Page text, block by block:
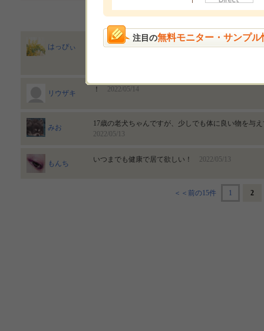
注目の無料モニター・サンプル
はっぴぃ
シニアのトイプードルを２頭飼っています。いつま
リウザキ ！ 2022/05/14
みお
17歳の老犬ちゃんですが、少しでも体に良い物を
2022/05/13
もんち いつまでも健康で居て欲しい！ 2022/05/13
＜＜前の15件 1 2